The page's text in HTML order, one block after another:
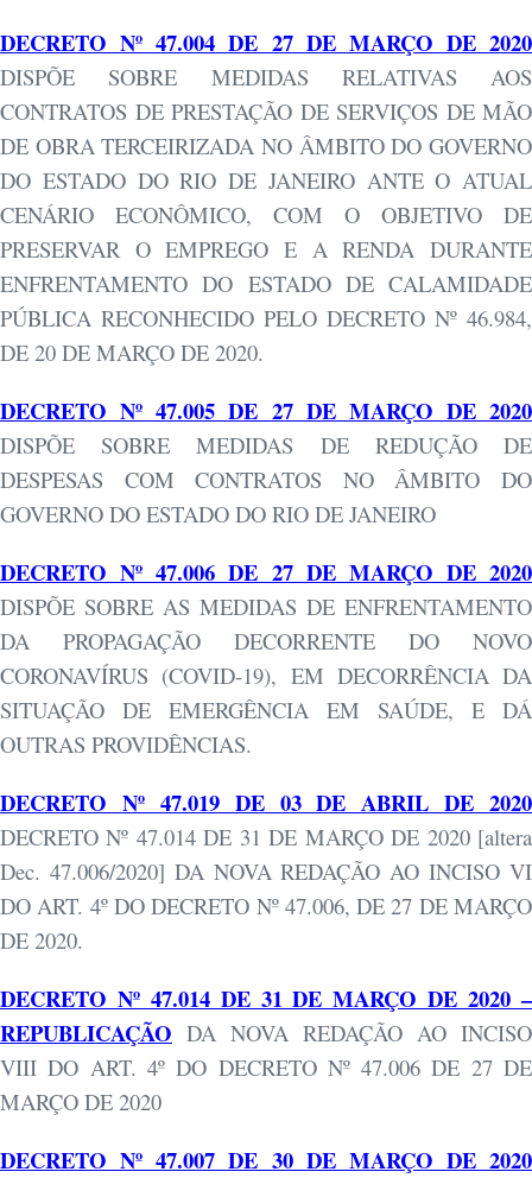
DECRETO Nº 47.004 DE 27 DE MARÇO DE 2020
DISPÕE SOBRE MEDIDAS RELATIVAS AOS
CONTRATOS DE PRESTAÇÃO DE SERVIÇOS DE MÃO
DE OBRA TERCEIRIZADA NO ÂMBITO DO GOVERNO
DO ESTADO DO RIO DE JANEIRO ANTE O ATUAL
CENÁRIO ECONÔMICO, COM O OBJETIVO DE
PRESERVAR O EMPREGO E A RENDA DURANTE
ENFRENTAMENTO DO ESTADO DE CALAMIDADE
PÚBLICA RECONHECIDO PELO DECRETO Nº 46.984,
DE 20 DE MARÇO DE 2020.
DECRETO Nº 47.005 DE 27 DE MARÇO DE 2020
DISPÕE SOBRE MEDIDAS DE REDUÇÃO DE
DESPESAS COM CONTRATOS NO ÂMBITO DO
GOVERNO DO ESTADO DO RIO DE JANEIRO
DECRETO Nº 47.006 DE 27 DE MARÇO DE 2020
DISPÕE SOBRE AS MEDIDAS DE ENFRENTAMENTO
DA PROPAGAÇÃO DECORRENTE DO NOVO
CORONAVÍRUS (COVID-19), EM DECORRÊNCIA DA
SITUAÇÃO DE EMERGÊNCIA EM SAÚDE, E DÁ
OUTRAS PROVIDÊNCIAS.
DECRETO Nº 47.019 DE 03 DE ABRIL DE 2020
DECRETO Nº 47.014 DE 31 DE MARÇO DE 2020 [altera
Dec. 47.006/2020] DA NOVA REDAÇÃO AO INCISO VI
DO ART. 4º DO DECRETO Nº 47.006, DE 27 DE MARÇO
DE 2020.
DECRETO Nº 47.014 DE 31 DE MARÇO DE 2020 –
REPUBLICAÇÃO DA NOVA REDAÇÃO AO INCISO
VIII DO ART. 4º DO DECRETO Nº 47.006 DE 27 DE
MARÇO DE 2020
DECRETO Nº 47.007 DE 30 DE MARÇO DE 2020